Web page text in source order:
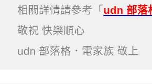
相關詳情請參考「 udn 部落
敬祝 快樂順心
udn 部落格．電家族 敬上